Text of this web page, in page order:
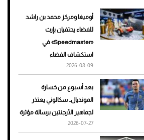
تمنحك فخامة استثنائية
لإطلالة جريئة وعصرية
أحذية Mary Jane: ترف وأناقة
أوميغا ومركز محمد بن راشد
للفضاء يحتفيان بإرث
«Speedmaster» في
استكشاف الفضاء
2026-08-09
بعد أسبوع من خسارة
المونديال.. سكالوني يعتذر
لجماهير الأرجنتين برسالة مؤثرة
2026-07-27